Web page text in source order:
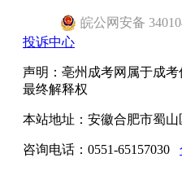
皖公网安备
投诉中心
声明：亳州成考网属于成
最终解释权
本站地址：安徽合肥市蜀
咨询电话：0551-65157030